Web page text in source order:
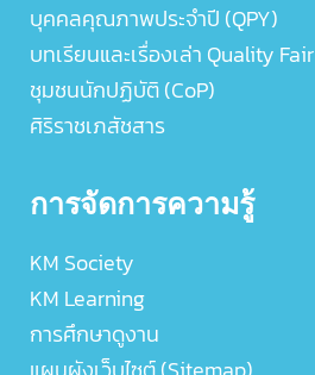
บุคคลคุณภาพประจำปี (QPY)
บทเรียนและเรื่องเล่า Quality Fair
ชุมชนนักปฏิบัติ (CoP)
ศิริราชเภสัชสาร
การจัดการความรู้
KM Society
KM Learning
การศึกษาดูงาน